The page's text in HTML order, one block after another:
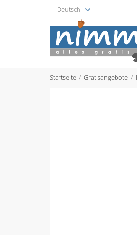
Deutsch
Startseite Gratisangebote